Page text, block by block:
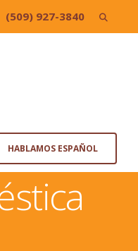
(509) 927-3840 Search
HABLAMOS ESPAÑOL